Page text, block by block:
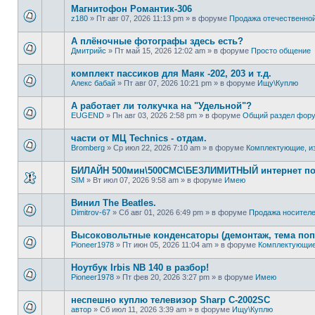
Магнитофон Романтик-306
z180 » Пт авг 07, 2026 11:13 pm » в форуме Продажа
А плёночные фотографы здесь есть?
Дмитрийс » Пт май 15, 2026 12:02 am » в форуме Просто общение
комплект пассиков для Маяк -202, 203 и т.д.
Алекс бабай » Пт авг 07, 2026 10:21 pm » в форуме Ищу\Куплю
А работает ли толкучка на "Удельной"?
EUGEND » Пн авг 03, 2026 2:58 pm » в форуме Общий раздел
части от МЦ Technics - отдам.
Bromberg » Ср июл 22, 2026 7:10 am » в форуме Комплектующие,
БИЛАЙН 500мин\500СМС\БЕЗЛИМИТНЫЙ интернет
SIM » Вт июл 07, 2026 9:58 am » в форуме Имею
Винил The Beatles.
Dimitrov-67 » Сб авг 01, 2026 6:49 pm » в форуме Продажa
Высоковольтные конденсаторы (демонтаж, тема
Pioneer1978 » Пт июн 05, 2026 11:04 am » в форуме
Ноутбук Irbis NB 140 в разбор!
Pioneer1978 » Пт фев 20, 2026 3:27 pm » в форуме Имею
неспешно куплю телевизор Sharp C-2002SC
автор » Сб июл 11, 2026 3:39 am » в форуме Ищу\Куплю